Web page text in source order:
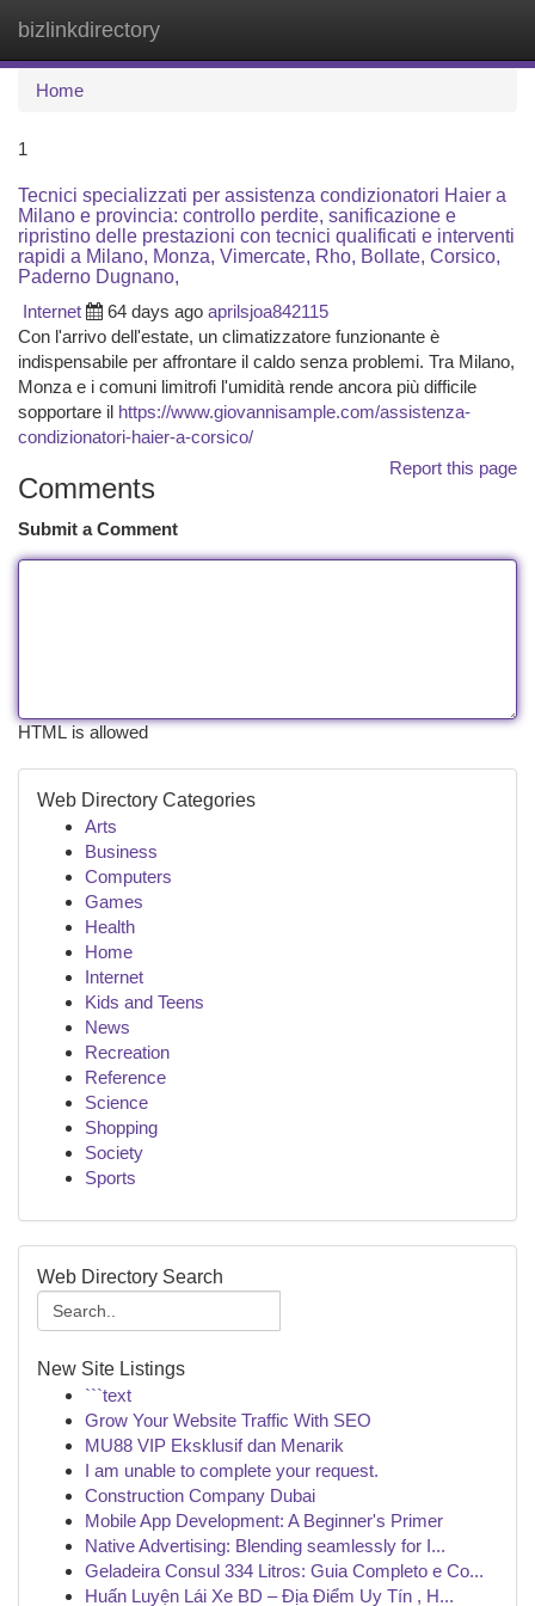
bizlinkdirectory
Home
1
Tecnici specializzati per assistenza condizionatori Haier a
Milano e provincia: controllo perdite, sanificazione e
ripristino delle prestazioni con tecnici qualificati e interventi
rapidi a Milano, Monza, Vimercate, Rho, Bollate, Corsico,
Paderno Dugnano,
Internet
64 days ago aprilsjoa842115
Con l'arrivo dell'estate, un climatizzatore funzionante è
indispensabile per affrontare il caldo senza problemi. Tra Milano,
Monza e i comuni limitrofi l'umidità rende ancora più difficile
sopportare il https://www.giovannisample.com/assistenza-
condizionatori-haier-a-corsico/
Report this page
Comments
Submit a Comment
HTML is allowed
Web Directory Categories
Arts
Business
Computers
Games
Health
Home
Internet
Kids and Teens
News
Recreation
Reference
Science
Shopping
Society
Sports
Web Directory Search
New Site Listings
```text
Grow Your Website Traffic With SEO
MU88 VIP Eksklusif dan Menarik
I am unable to complete your request.
Construction Company Dubai
Mobile App Development: A Beginner's Primer
Native Advertising: Blending seamlessly for I...
Geladeira Consul 334 Litros: Guia Completo e Co...
Huấn Luyện Lái Xe BD – Địa Điểm Uy Tín , H...